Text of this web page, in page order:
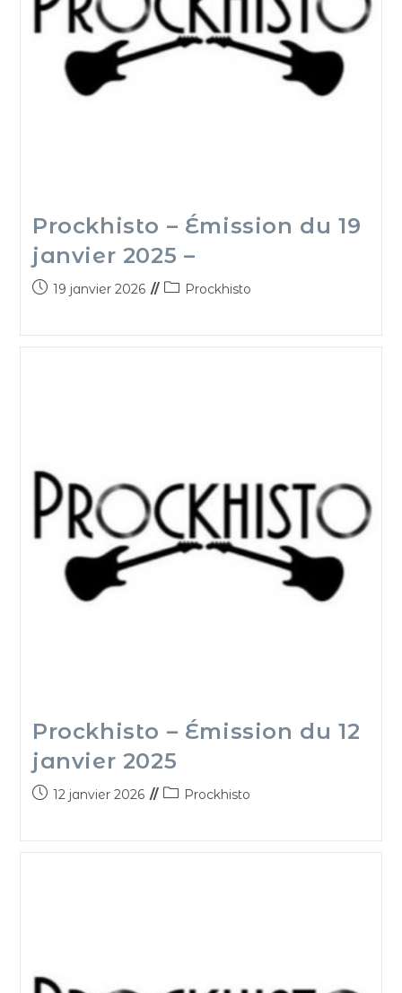
Prockhisto – Émission du 19
janvier 2025 –
19 janvier 2026 Prockhisto
Prockhisto – Émission du 12
janvier 2025
12 janvier 2026 Prockhisto